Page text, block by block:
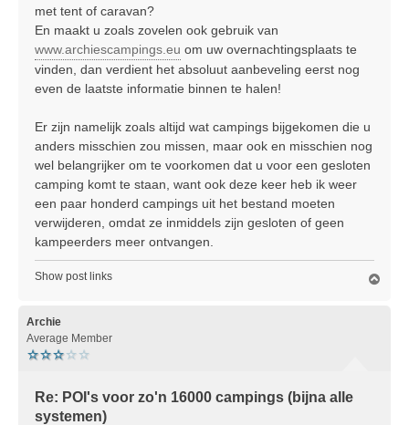
c
h
t
met tent of caravan?
En maakt u zoals zovelen ook gebruik van
www.archiescampings.eu om uw overnachtingsplaats te
vinden, dan verdient het absoluut aanbeveling eerst nog
even de laatste informatie binnen te halen!
Er zijn namelijk zoals altijd wat campings bijgekomen die u
anders misschien zou missen, maar ook en misschien nog
wel belangrijker om te voorkomen dat u voor een gesloten
camping komt te staan, want ook deze keer heb ik weer
een paar honderd campings uit het bestand moeten
verwijderen, omdat ze inmiddels zijn gesloten of geen
kampeerders meer ontvangen.
Show post links
Archie
Average Member
Re: POI's voor zo'n 16000 campings (bijna alle
systemen)